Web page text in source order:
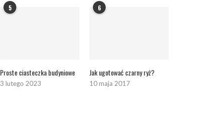
5
Proste ciasteczka budyniowe
3 lutego 2023
6
Jak ugotować czarny ryż?
10 maja 2017